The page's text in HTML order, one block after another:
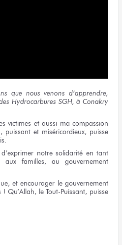
que nous venons d’apprendre,
Hydrocarbures SGH,à Conakry
victimes et aussi ma compassion
puissant et miséricordieux, puisse
notre solidarité en tant
aux familles,
au gouvernement
et encourager le gouvernement
! Qu’Allah, le Tout-Puissant, puisse